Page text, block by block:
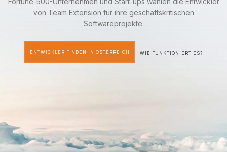
von Team Extension für ihre geschäftskritischen
Softwareprojekte.
ENTWICKLER FINDEN IN ÖSTERREICH WIE FUNKTIONIERT ES?